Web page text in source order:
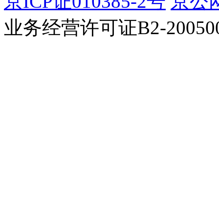
业务经营许可证B2-